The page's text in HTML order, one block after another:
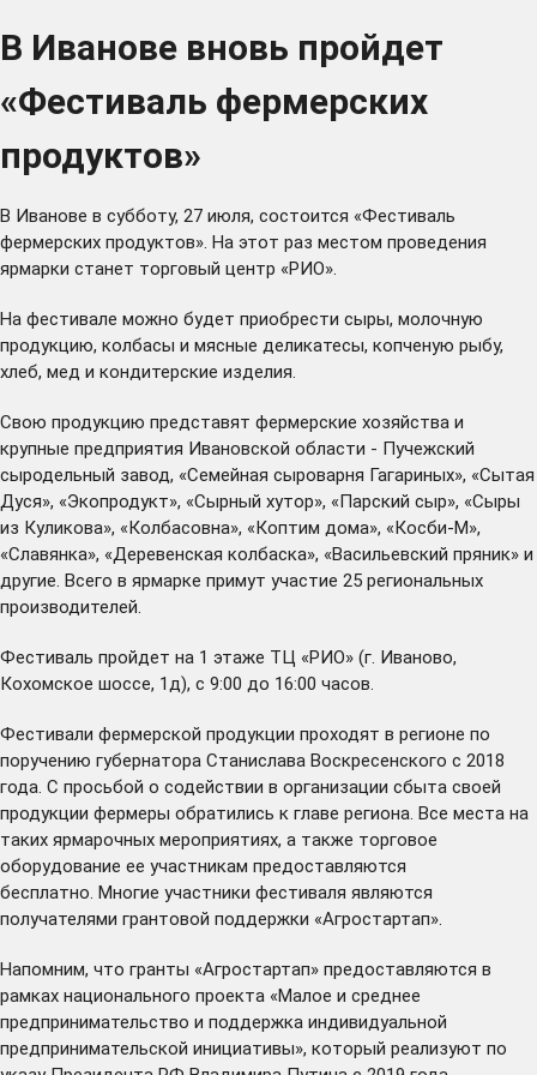
В Иванове вновь пройдет
«Фестиваль фермерских
продуктов»
В Иванове в субботу, 27 июля, состоится «Фестиваль
фермерских продуктов». На этот раз местом проведения
ярмарки станет торговый центр «РИО».
На фестивале можно будет приобрести сыры, молочную
продукцию, колбасы и мясные деликатесы, копченую рыбу,
хлеб, мед и кондитерские изделия.
Свою продукцию представят фермерские хозяйства и
крупные предприятия Ивановской области - Пучежский
сыродельный завод, «Семейная сыроварня Гагариных», «Сытая
Дуся», «Экопродукт», «Сырный хутор», «Парский сыр», «Сыры
из Куликова», «Колбасовна», «Коптим дома», «Косби-М»,
«Славянка», «Деревенская колбаска», «Васильевский пряник» и
другие. Всего в ярмарке примут участие 25 региональных
производителей.
Фестиваль пройдет на 1 этаже ТЦ «РИО» (г. Иваново,
Кохомское шоссе, 1д), с 9:00 до 16:00 часов.
Фестивали фермерской продукции проходят в регионе по
поручению губернатора Станислава Воскресенского с 2018
года. С просьбой о содействии в организации сбыта своей
продукции фермеры обратились к главе региона. Все места на
таких ярмарочных мероприятиях, а также торговое
оборудование ее участникам предоставляются
бесплатно. Многие участники фестиваля являются
получателями грантовой поддержки «Агростартап».
Напомним, что гранты «Агростартап» предоставляются в
рамках национального проекта «Малое и среднее
предпринимательство и поддержка индивидуальной
предпринимательской инициативы», который реализуют по